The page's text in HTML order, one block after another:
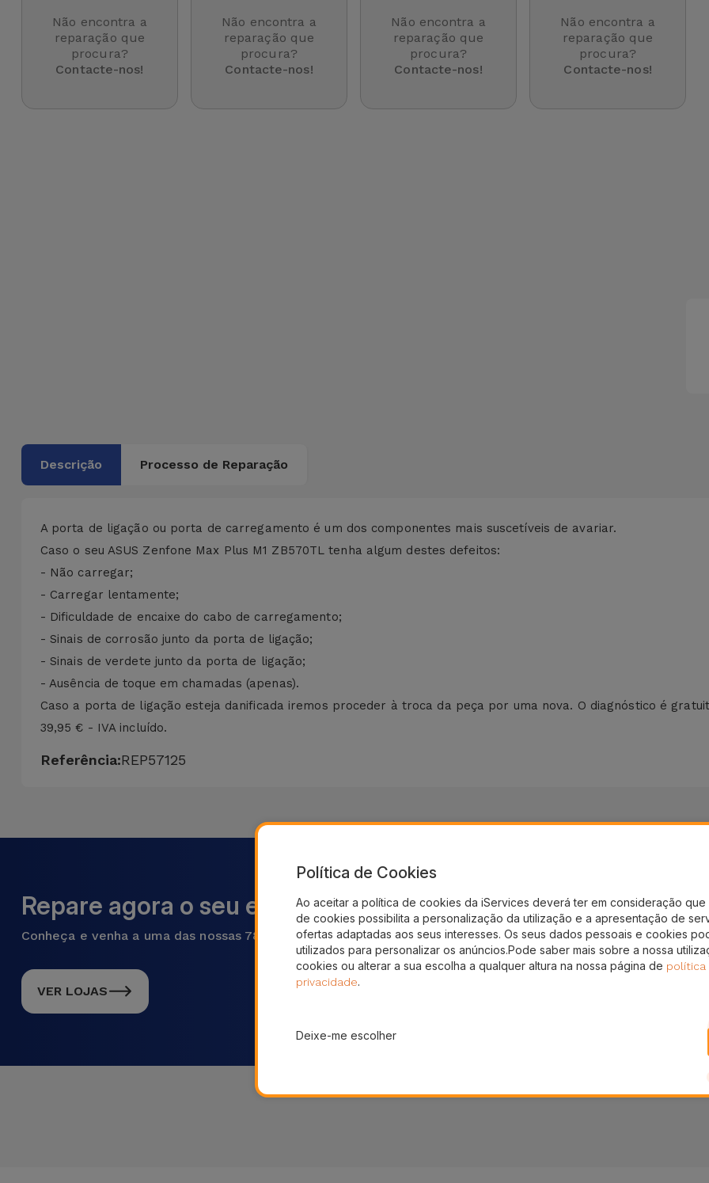
Outras
Marcas
tudo
Telemóvel
Gadgets
Computador
Acessórios
Tablet
Kids
Não encontra a
reparação que
procura?
Contacte-nos!
Não encontra a
reparação que
procura?
Contacte-nos!
Não encontra a
reparação que
procura?
Contacte-nos!
Não encontra a
reparação que
procura?
Contacte-nos!
Descrição Processo de Reparação
A porta de ligação ou porta de carregamento é um dos componentes mais suscetíveis de avariar.
Caso o seu ASUS Zenfone Max Plus M1 ZB570TL tenha algum destes defeitos:
- Não carregar;
- Carregar lentamente;
- Dificuldade de encaixe do cabo de carregamento;
- Sinais de corrosão junto da porta de ligação;
- Sinais de verdete junto da porta de ligação;
- Ausência de toque em chamadas (apenas).
Caso a porta de ligação esteja danificada iremos proceder à troca da peça por uma nova. O diagnóstico é
39,95 € - IVA incluído.
Referência:REP57125
Repare agora o seu equipamento!
Conheça e venha a uma das nossas 78 lojas em Portugal
VER LOJAS
Política de Cookies
Ao aceitar a política de cookies da iServices deverá ter em consideração que
de cookies possibilita a personalização da utilização e a apresentação de
ofertas adaptadas aos seus interesses. Os seus dados pessoais e cookies
utilizados para personalizar os anúncios.Pode saber mais sobre a nossa
cookies ou alterar a sua escolha a qualquer altura na nossa página de política
privacidade.
Deixe-me escolher